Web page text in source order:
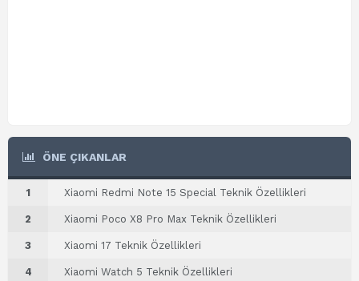
ÖNE ÇIKANLAR
1 Xiaomi Redmi Note 15 Special Teknik Özellikleri
2 Xiaomi Poco X8 Pro Max Teknik Özellikleri
3 Xiaomi 17 Teknik Özellikleri
4 Xiaomi Watch 5 Teknik Özellikleri